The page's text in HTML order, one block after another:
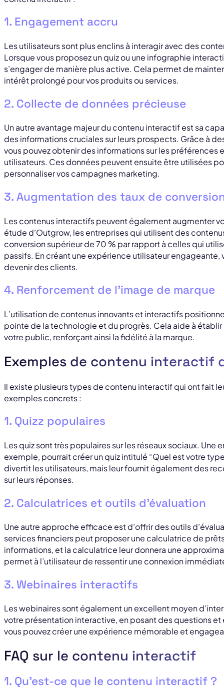
1. Engagement accru
Les utilisateurs sont plus enclins à interagir avec des
Lorsque vous proposez un quiz ou une infographie
s’engager de manière plus active. Cela permet de
intérêt prolongé pour vos produits ou services.
2. Collecte de données précieuse
Un autre avantage majeur du contenu interactif est sa
des informations cruciales sur leurs prospects. Grâce à
vous pouvez obtenir des informations sur les préférences
utilisateurs. Ces données peuvent ensuite être utilisées
personnaliser vos campagnes marketing.
3. Augmentation des taux de
Les contenus interactifs peuvent également augmenter
étude d’Outgrow, les entreprises qui utilisent des
conversion supérieur de 70 % par rapport à celles qui
passifs. En créant une expérience utilisateur engageante,
devenir des clients.
4. Renforcement de l’image de marque
L’utilisation de contenus innovants et interactifs
pointe de la technologie et du progrès. Cela aide à
votre public, renforçant ainsi la fidélité à la marque.
Exemples de contenu interactif
Il existe plusieurs types de contenu interactif qui ont fait
exemples concrets :
1. Quizz populaires
Les quiz sont très populaires sur les réseaux sociaux.
exemple, pourrait créer un quiz intitulé “Quel est votre
divertit les utilisateurs, mais leur fournit également des
sur leurs réponses.
2. Calculatrices et outils d’évaluation
Une autre approche efficace est d’offrir des outils
services financiers peut proposer une calculatrice de
informations, et la calculatrice leur donnera une
permet à l’utilisateur de ressentir une connexion
3. Webinaires interactifs
Les webinaires sont également un excellent moyen
votre présentation interactive, en posant des questions
vous pouvez créer une expérience mémorable et
FAQ sur le contenu interactif
1. Qu’est-ce que le contenu interactif ?